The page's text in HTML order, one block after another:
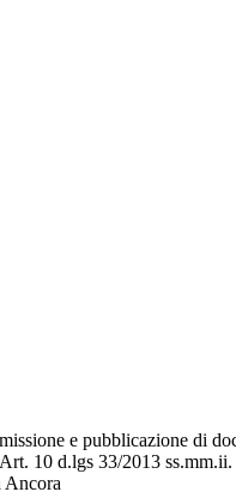
e pubblicazione di
10 d.lgs 33/2013
Ancora